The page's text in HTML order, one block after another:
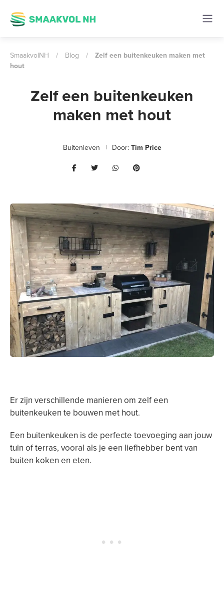
SmaakvolNH / Blog /
Zelf een buitenkeuken maken met
hout
Zelf een buitenkeuken
maken met hout
Buitenleven Door:Tim Price
Er zijn verschillende manieren om zelf een
buitenkeuken te bouwen met hout.
Een buitenkeuken is de perfecte toevoeging aan jouw
tuin of terras, vooral als je een liefhebber bent van
buiten koken en eten.